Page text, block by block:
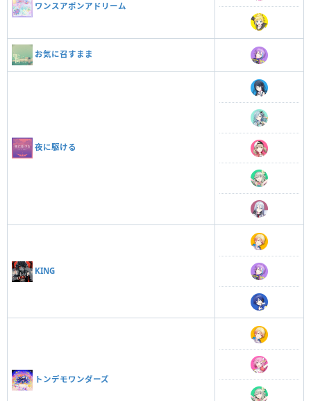
ワンスアポンアドリーム
お気に召すまま
夜に駆ける
KING
トンデモワンダーズ